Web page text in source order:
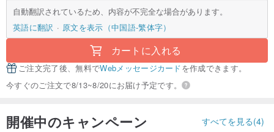
自動翻訳されているため、内容が不完全な場合があります。
英語に翻訳
原文を表示（中国語-繁体字）
カートに入れる
ご注文完了後、無料でWebメッセージカードを作成できます。
今すぐのご注文で8/13~8/20にお届け予定です。
開催中のキャンペーン すべてを見る(4)